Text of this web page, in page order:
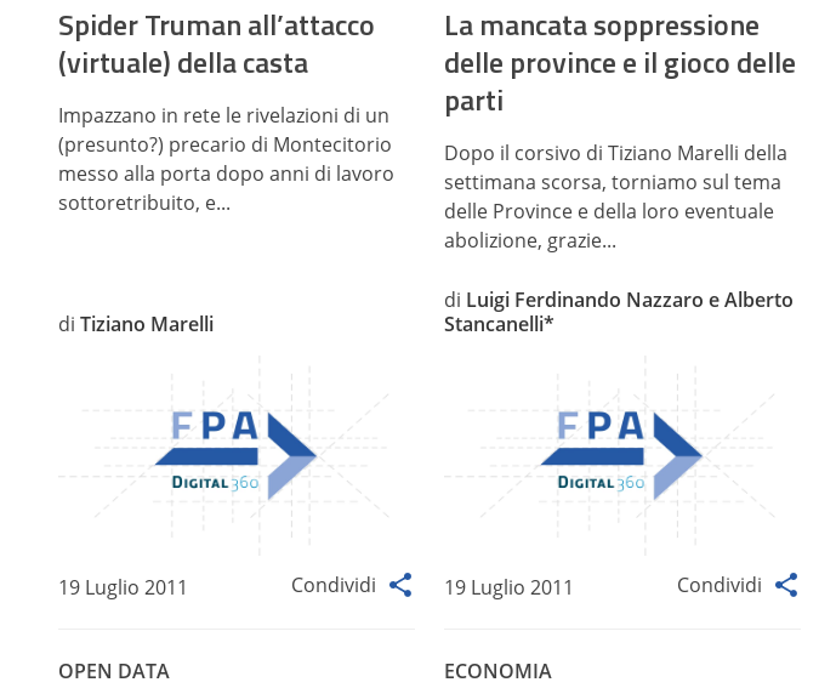
Spider Truman all’attacco
(virtuale) della casta
Impazzano in rete le rivelazioni di un
(presunto?) precario di Montecitorio
messo alla porta dopo anni di lavoro
sottoretribuito, e...
di Tiziano Marelli
19 Luglio 2011 Condividi
La mancata soppressione
delle province e il gioco delle
parti
Dopo il corsivo di Tiziano Marelli della
settimana scorsa, torniamo sul tema
delle Province e della loro eventuale
abolizione, grazie...
di Luigi Ferdinando Nazzaro e Alberto
Stancanelli*
19 Luglio 2011 Condividi
OPEN DATA ECONOMIA